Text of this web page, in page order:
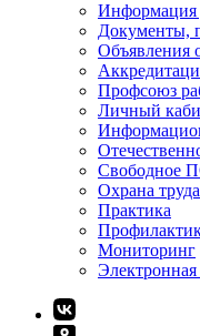
Информация
Документы,
Объявления
Профсоюз
Личный
Свободное
Охрана
Практика
Мониторинг
Электронная